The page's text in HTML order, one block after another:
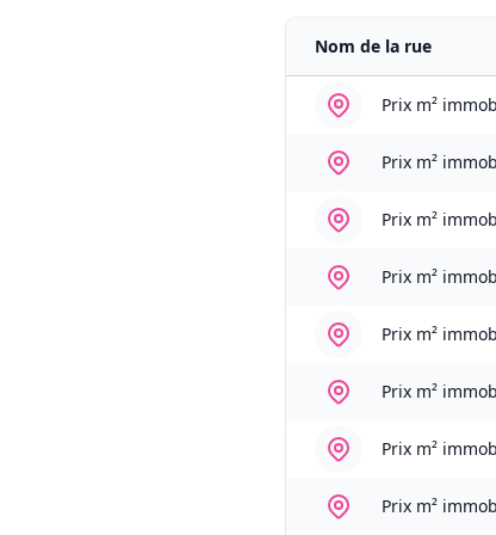
Nom de la rue
Prix m²
Prix m²
Prix m²
Prix m²
Prix m²
Prix m²
Prix m²
Prix m²